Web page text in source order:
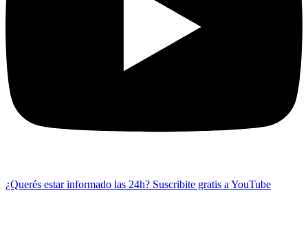
¿Querés estar informado las 24h? Suscribite gratis a YouTube